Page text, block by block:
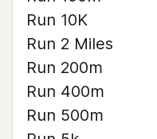
Run 10K
Run 2 Miles
Run 200m
Run 400m
Run 500m